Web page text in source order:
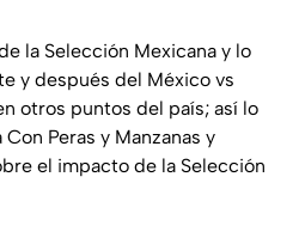
la Selección Mexicana y lo
y después del México vs
otros puntos del país; así lo
Peras y Manzanas y
el impacto de la Selección